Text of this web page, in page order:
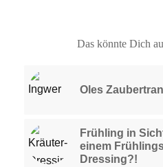
Das könnte Dich
Oles
Frühling in
einem
Dressing?!